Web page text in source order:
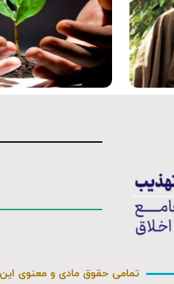
تمامی حقوق مادی و معنوی